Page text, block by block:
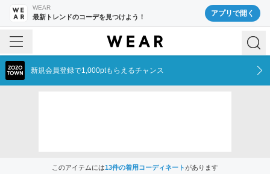
WEAR
最新トレンドのコーデを見つけよう！ アプリで開く
新規会員登録で1,000ptもらえるチャンス
このアイテムには13件の着用コーディネートがあります